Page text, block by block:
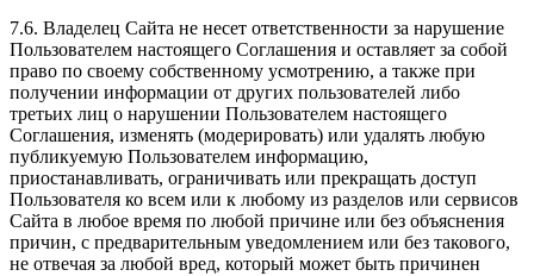
7.6. Владелец Сайта не несет ответственности за нарушение
Пользователем настоящего Соглашения и оставляет за собой
право по своему собственному усмотрению, а также при
получении информации от других пользователей либо
третьих лиц о нарушении Пользователем настоящего
Соглашения, изменять (модерировать) или удалять любую
публикуемую Пользователем информацию,
приостанавливать, ограничивать или прекращать доступ
Пользователя ко всем или к любому из разделов или сервисов
Сайта в любое время по любой причине или без объяснения
причин, с предварительным уведомлением или без такового,
не отвечая за любой вред, который может быть причинен